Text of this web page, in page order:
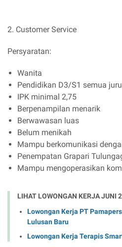
2. Customer Service
Persyaratan:
Wanita
Pendidikan D3/S1 semua
IPK minimal 2,75
Berpenampilan menarik
Berwawasan luas
Belum menikah
Mampu berkomunikasi
Penempatan Grapari
Mampu mengoperasikan
LIHAT LOWONGAN KERJA JUNI
Lowongan Kerja PT
Lulusan Baru
Lowongan Kerja Terapis